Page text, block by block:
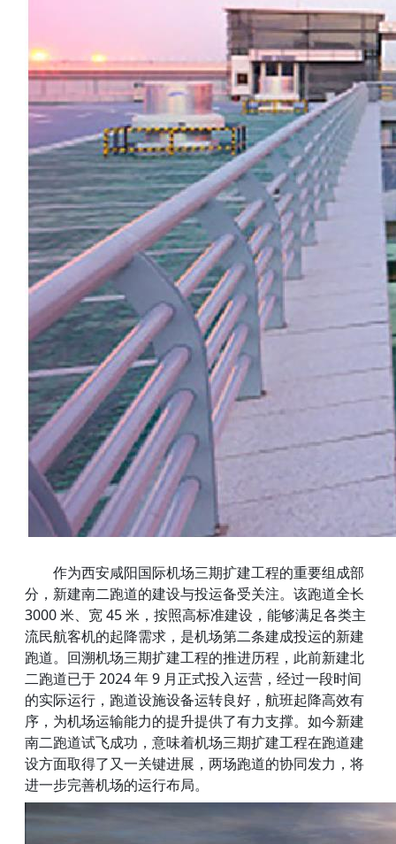
作为西安咸阳国际机场三期扩建工程的重要组成部
分，新建南二跑道的建设与投运备受关注。该跑道全长
3000 米、宽 45 米，按照高标准建设，能够满足各类主
流民航客机的起降需求，是机场第二条建成投运的新建
跑道。回溯机场三期扩建工程的推进历程，此前新建北
二跑道已于 2024 年 9 月正式投入运营，经过一段时间
的实际运行，跑道设施设备运转良好，航班起降高效有
序，为机场运输能力的提升提供了有力支撑。如今新建
南二跑道试飞成功，意味着机场三期扩建工程在跑道建
设方面取得了又一关键进展，两场跑道的协同发力，将
进一步完善机场的运行布局。